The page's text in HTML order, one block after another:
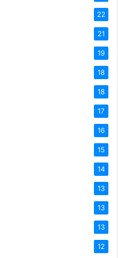
22
21
19
18
18
17
16
15
14
13
13
13
12